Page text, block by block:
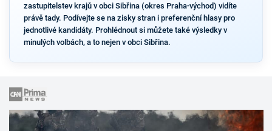
zastupitelstev krajů v obci Sibřina (okres Praha-východ) vidíte
právě tady. Podívejte se na zisky stran i preferenční hlasy pro
jednotlivé kandidáty. Prohlédnout si můžete také výsledky v
minulých volbách, a to nejen v obci Sibřina.